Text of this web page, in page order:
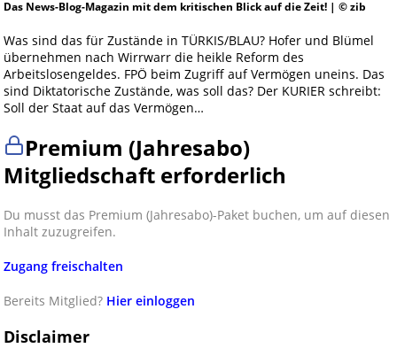
Das News-Blog-Magazin mit dem kritischen Blick auf die Zeit! | © zib
Was sind das für Zustände in TÜRKIS/BLAU? Hofer und Blümel
übernehmen nach Wirrwarr die heikle Reform des
Arbeitslosengeldes. FPÖ beim Zugriff auf Vermögen uneins. Das
sind Diktatorische Zustände, was soll das? Der KURIER schreibt:
Soll der Staat auf das Vermögen…
Premium (Jahresabo)
Mitgliedschaft erforderlich
Du musst das Premium (Jahresabo)-Paket buchen, um auf diesen
Inhalt zuzugreifen.
Zugang freischalten
Bereits Mitglied? Hier einloggen
Disclaimer